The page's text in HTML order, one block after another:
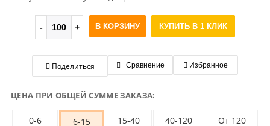
В КОРЗИНУ КУПИТЬ В 1 КЛИК
Поделиться Сравнение Избранное
ЦЕНА ПРИ ОБЩЕЙ СУММЕ ЗАКАЗА:
0-6 6-15 15-40 40-120 От 120